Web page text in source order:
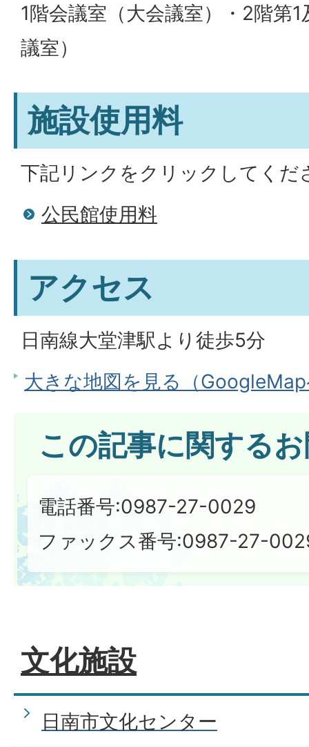
1階会議室（大会議室）・2階第
議室）
施設使用料
下記リンクをクリックしてくだ
公民館使用料
アクセス
日南線大堂津駅より徒歩5分
大きな地図を見る（
この記事に関する
電話番号:0987-27-0029
ファックス番号:0987-27-
文化施設
日南市文化センター